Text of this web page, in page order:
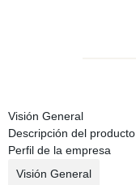
Visión General
Descripción del producto
Perfil de la empresa
Visión General